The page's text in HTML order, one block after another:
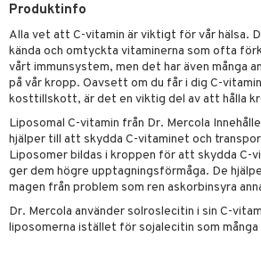
Produktinfo
Alla vet att C-vitamin är viktigt för vår hälsa.
kända och omtyckta vitaminerna som ofta
vårt immunsystem, men det har även många
på vår kropp. Oavsett om du får i dig C-
kosttillskott, är det en viktig del av att hålla
Liposomal C-vitamin från Dr. Mercola
hjälper till att skydda C-vitaminet och
Liposomer bildas i kroppen för att skydda C-
ger dem högre upptagningsförmåga. De
magen från problem som ren askorbinsyra
Dr. Mercola använder solroslecitin i sin C-
liposomerna istället för sojalecitin som många